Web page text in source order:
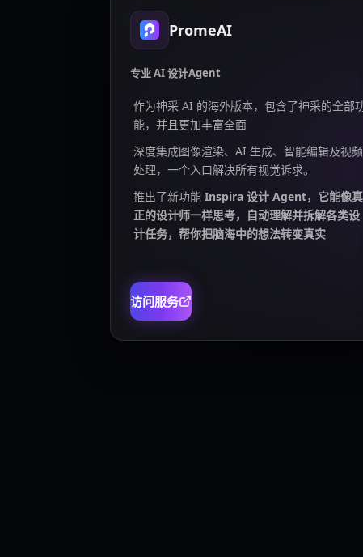
PromeAI
专业 AI 设计Agent
作为神采 AI 的海外版本，包含了神采的全部
能，并且更加丰富全面
深度集成图像渲染、AI 生成、智能编辑及视频
处理，一个入口解决所有视觉诉求。
推出了新功能 Inspira 设计 Agent，它能像真
正的设计师一样思考，自动理解并拆解各类设
计任务，帮你把脑海中的想法转变真实
访问服务